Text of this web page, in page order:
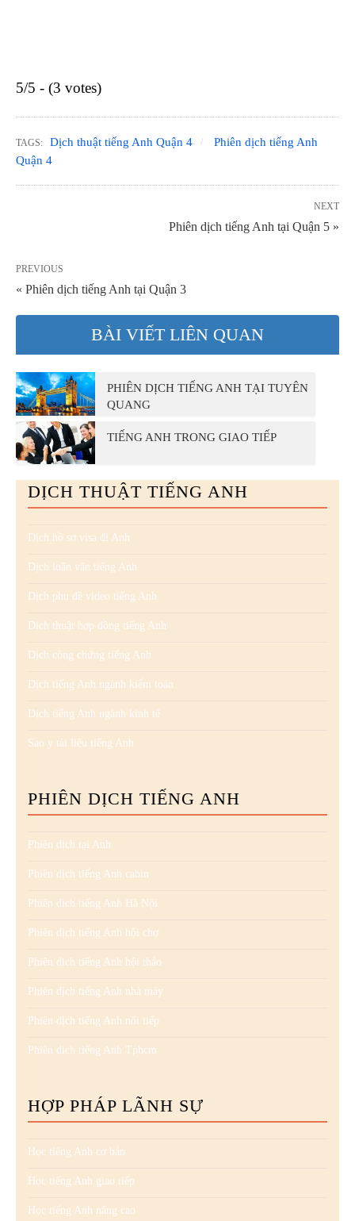
5/5 - (3 votes)
TAGS: Dịch thuật tiếng Anh Quận 4
Phiên dịch tiếng Anh
Quận 4
NEXT
Phiên dịch tiếng Anh tại Quận 5 »
PREVIOUS
« Phiên dịch tiếng Anh tại Quận 3
BÀI VIẾT LIÊN QUAN
PHIÊN DỊCH TIẾNG ANH TẠI TUYÊN
QUANG
TIẾNG ANH TRONG GIAO TIẾP
DỊCH THUẬT TIẾNG ANH
Dịch hồ sơ visa đi Anh
Dịch luận văn tiếng Anh
Dịch phụ đề video tiếng Anh
Dịch thuật hợp đồng tiếng Anh
Dịch công chứng tiếng Anh
Dịch tiếng Anh ngành kiểm toán
Dịch tiếng Anh ngành kinh tế
Sao y tài liệu tiếng Anh
PHIÊN DỊCH TIẾNG ANH
Phiên dịch tại Anh
Phiên dịch tiếng Anh cabin
Phiên dịch tiếng Anh Hà Nội
Phiên dịch tiếng Anh hội chợ
Phiên dịch tiếng Anh hội thảo
Phiên dịch tiếng Anh nhà máy
Phiên dịch tiếng Anh nối tiếp
Phiên dịch tiếng Anh Tphcm
HỢP PHÁP LÃNH SỰ
Học tiếng Anh cơ bản
Học tiếng Anh giao tiếp
Học tiếng Anh nâng cao